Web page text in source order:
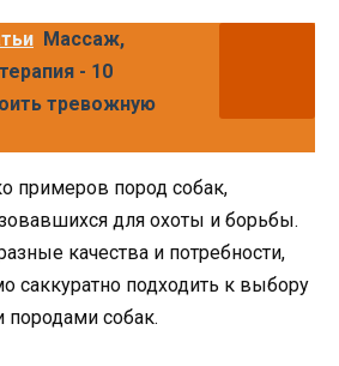
Массаж,
- 10
тревожную
примеров пород собак,
для охоты и борьбы.
качества и потребности,
саккуратно подходить к выбору
собак.